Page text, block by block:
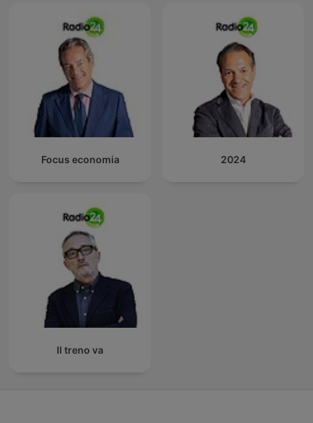
Focus economia 2024
Il treno va